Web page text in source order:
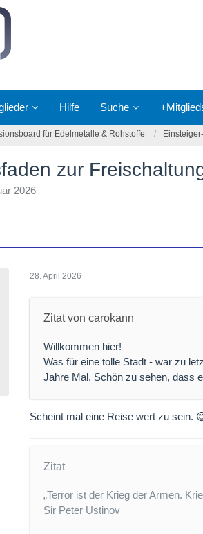
Hilfe Suche
für Edelmetalle & Rohstoffe
zur
2026
28. April 2026
Zitat von carokann
Willkommen hier!
Was für eine tolle Stadt - war zu
Jahre Mal. Schön zu sehen, dass
Scheint mal eine Reise wert zu sein.
Zitat
„Terror ist der Krieg der Armen.
Sir Peter Ustinov